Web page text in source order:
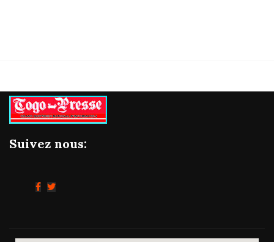
Suivez nous: